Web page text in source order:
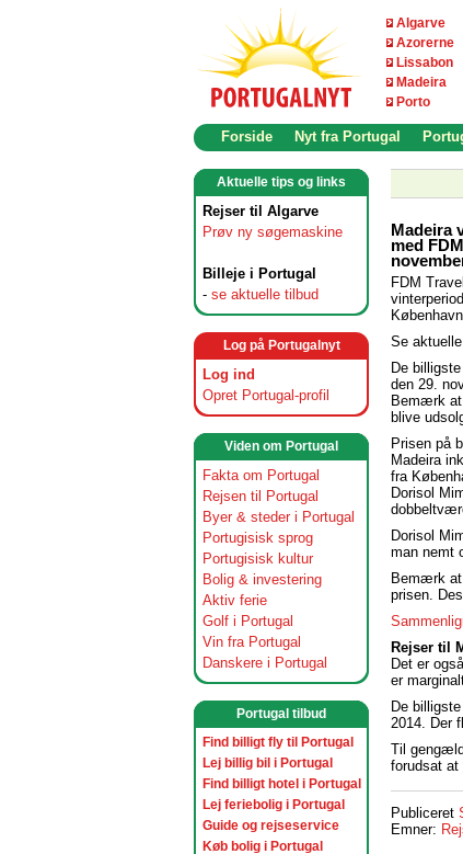
Algarve
Azorerne
Lissabon
Madeira
Porto
Forside Nyt fra Portugal
Aktuelle tips og links
Rejser til Algarve
Prøv ny søgemaskine
Billeje i Portugal
- se aktuelle tilbud
Log på Portugalnyt
Log ind
Opret Portugal-profil
Viden om Portugal
Fakta om Portugal
Rejsen til Portugal
Byer & steder i Portugal
Portugisisk sprog
Portugisisk kultur
Bolig & investering
Aktiv ferie
Golf i Portugal
Vin fra Portugal
Danskere i Portugal
Portugal tilbud
Find billigt fly til Portugal
Lej billig bil i Portugal
Find billigt hotel i Portugal
Lej feriebolig i Portugal
Guide og rejseservice
Køb bolig i Portugal
Madeira
med
FDM
København.
Se
De
den 29.
Bemærk at
blive
Prisen på
Madeira
fra
Dorisol
Dorisol
man nemt
Bemærk at
prisen.
Rejser til
Det er
er
De
2014. Der
Til
forudsat at
Publiceret
Emner: